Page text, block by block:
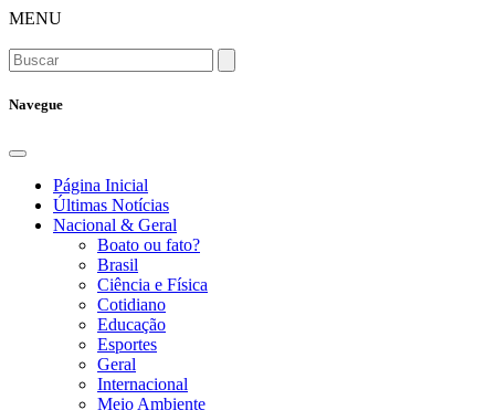
MENU
Navegue
Página Inicial
Últimas Notícias
Nacional & Geral
Boato ou fato?
Brasil
Ciência e Física
Cotidiano
Educação
Esportes
Geral
Internacional
Meio Ambiente